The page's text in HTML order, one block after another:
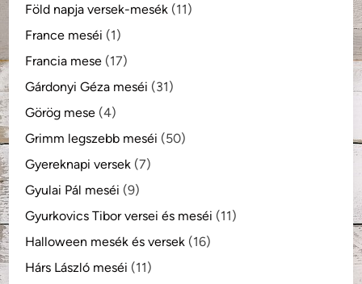
Föld napja versek-mesék (11)
France meséi (1)
Francia mese (17)
Gárdonyi Géza meséi (31)
Görög mese (4)
Grimm legszebb meséi (50)
Gyereknapi versek (7)
Gyulai Pál meséi (9)
Gyurkovics Tibor versei és meséi (11)
Halloween mesék és versek (16)
Hárs László meséi (11)